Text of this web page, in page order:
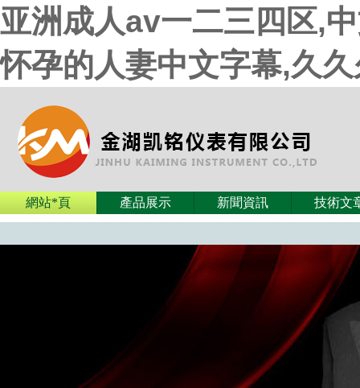
亚洲成人av一二三四区,
怀孕的人妻中文字幕,久
網站*頁 產品展示 新聞資訊 技術文